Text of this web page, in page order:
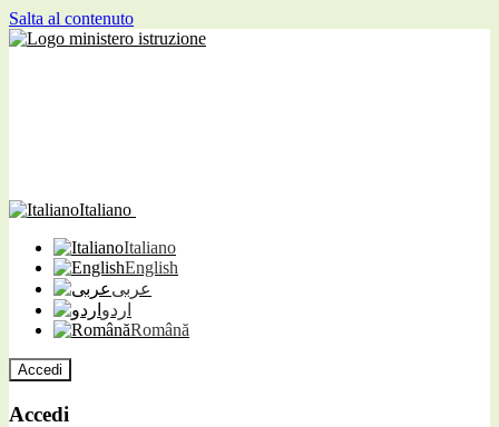
Salta al contenuto
Italiano
Italiano
English
عربى
اردو
Română
Accedi
Accedi